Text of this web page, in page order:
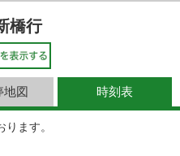
橋行
地図 時刻表
ます。